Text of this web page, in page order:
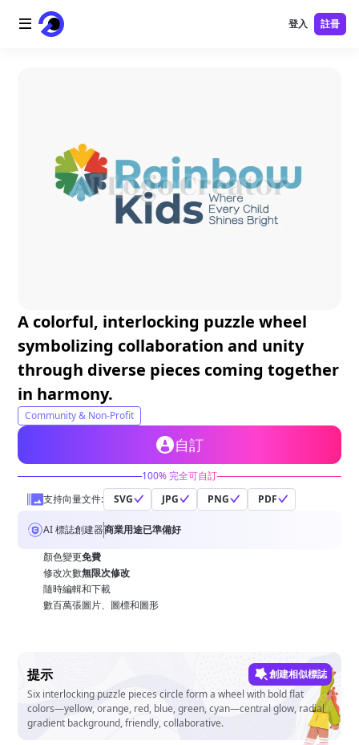
AI 圖片
免費工具
登入 註冊
A colorful, interlocking puzzle wheel
symbolizing collaboration and unity
through diverse pieces coming together
in harmony.
Community & Non-Profit
自訂
100% 完全可自訂
支持向量文件:
SVG JPG PNG PDF
AI 標誌創建器商業用途已準備好
顏色變更免費
修改次數無限次修改
隨時編輯和下載
數百萬張圖片、圖標和圖形
提示
創建相似標誌
Six interlocking puzzle pieces circle form a wheel with bold flat
colors—yellow, orange, red, blue, green, cyan—central glow, radial
gradient background, friendly, collaborative.